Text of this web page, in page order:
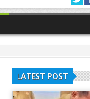
LATEST POST